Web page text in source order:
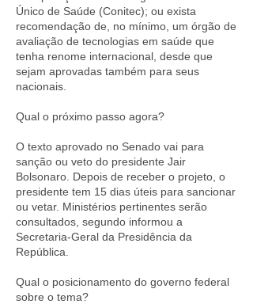
Único de Saúde (Conitec); ou exista
recomendação de, no mínimo, um órgão de
avaliação de tecnologias em saúde que
tenha renome internacional, desde que
sejam aprovadas também para seus
nacionais.
Qual o próximo passo agora?
O texto aprovado no Senado vai para
sanção ou veto do presidente Jair
Bolsonaro. Depois de receber o projeto, o
presidente tem 15 dias úteis para sancionar
ou vetar. Ministérios pertinentes serão
consultados, segundo informou a
Secretaria-Geral da Presidência da
República.
Qual o posicionamento do governo federal
sobre o tema?